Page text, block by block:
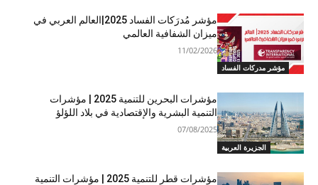
مؤشر مدركات الفساد
مؤشر مُدرَكات الفساد 2025|العالم العربي في
ميزان الشفافية العالمي
11/02/2026
الجزيرة العربية
مؤشرات البحرين للتنمية 2025 | مؤشرات
التنمية البشرية والإقتصادية في بلاد اللؤلؤ
07/08/2025
مؤشرات قطر للتنمية 2025 | مؤشرات التنمية